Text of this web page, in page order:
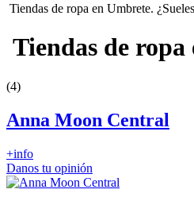
Tiendas de ropa en Umbrete.
Tiendas de
(4)
Anna Moon Central
+info
Danos tu opinión